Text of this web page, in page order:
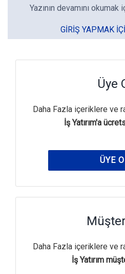
Yazının devamını
GIRIŞ YAPMAK
Üye
Daha Fazla içeriklere ve
İş Yatırım'a
ÜYE
Daha Fazla içeriklere ve
İş Yatırım